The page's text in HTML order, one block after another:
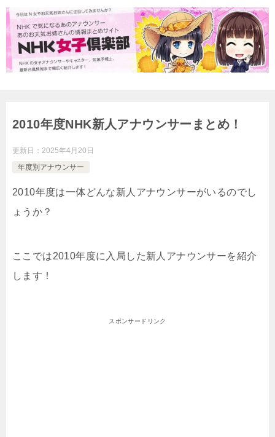
2010年度NHK新人アナウンサーまとめ！
更新日： 2025年4月20日
年度別アナウンサー
2010年度は一体どんな新人アナウンサーがいるのでし
ょうか？
ここでは2010年度に入局した新人アナウンサーを紹介
します！
スポンサードリンク